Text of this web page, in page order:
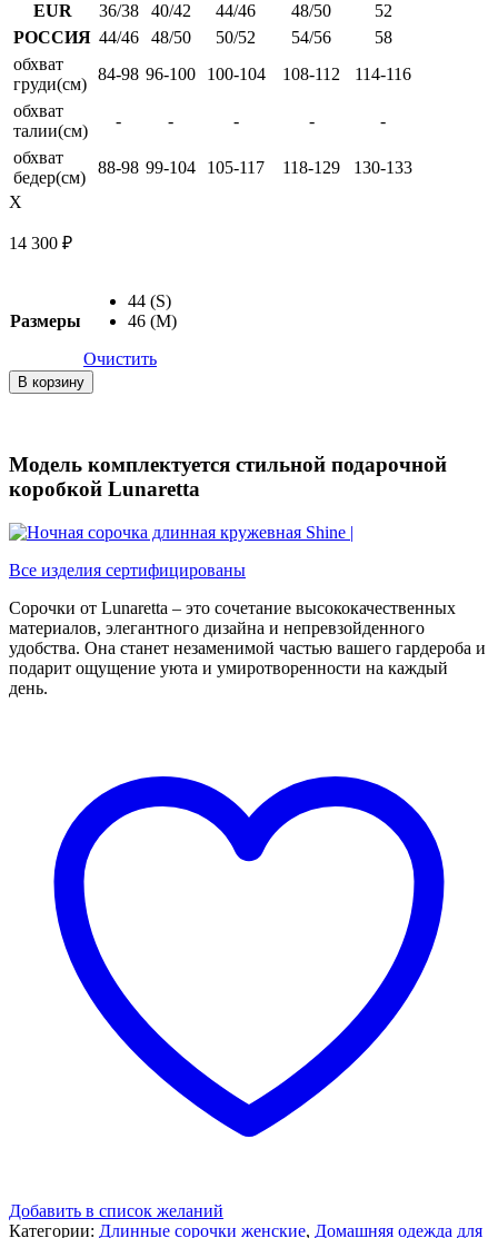
EUR
36/38 40/42 44/46 48/50
52
РОССИЯ 44/46 48/50 50/52 54/56
58
обхват
груди(см)
84-98 96-100 100-104 108-112
114-116
обхват
талии(см)
- - - -
-
обхват
бедер(см)
88-98 99-104 105-117 118-129
130-133
X
14 300 ₽
Размеры
44 (S)
46 (M)
Очистить
Количество
товара
длинная
кружевная
Shine
В корзину
Модель комплектуется стильной подарочной
коробкой Lunaretta
Все изделия сертифицированы
Сорочки от Lunaretta – это сочетание высококачественных
материалов, элегантного дизайна и непревзойденного
удобства. Она станет незаменимой частью вашего гардероба и
подарит ощущение уюта и умиротворенности на каждый
день.
Добавить в список желаний
Категории: Длинные сорочки женские, Домашняя одежда для